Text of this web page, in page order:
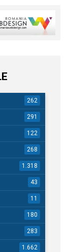
262
291
122
268
1.318
43
11
180
283
1.662